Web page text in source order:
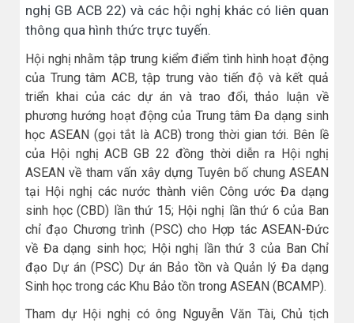
nghị GB ACB 22) và các hội nghị khác có liên quan
thông qua hình thức trực tuyến.
Hội nghị nhằm tập trung kiểm điểm tình hình hoạt động
của Trung tâm ACB, tập trung vào tiến độ và kết quả
triển khai của các dự án và trao đổi, thảo luận về
phương hướng hoạt động của Trung tâm Đa dạng sinh
học ASEAN (gọi tắt là ACB) trong thời gian tới. Bên lề
của Hội nghị ACB GB 22 đồng thời diễn ra Hội nghị
ASEAN về tham vấn xây dựng Tuyên bố chung ASEAN
tại Hội nghị các nước thành viên Công ước Đa dạng
sinh học (CBD) lần thứ 15; Hội nghị lần thứ 6 của Ban
chỉ đạo Chương trình (PSC) cho Hợp tác ASEAN-Đức
về Đa dạng sinh học; Hội nghị lần thứ 3 của Ban Chỉ
đạo Dự án (PSC) Dự án Bảo tồn và Quản lý Đa dạng
Sinh học trong các Khu Bảo tồn trong ASEAN (BCAMP).
Tham dự Hội nghị có ông Nguyễn Văn Tài, Chủ tịch